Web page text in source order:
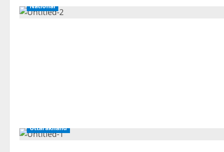
National
Uttarakhand